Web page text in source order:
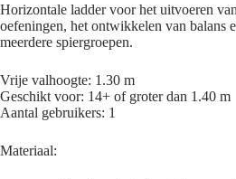
Horizontale ladder voor het uitvoeren
oefeningen, het ontwikkelen van balans
meerdere spiergroepen.
Vrije valhoogte: 1.30 m
Geschikt voor: 14+ of groter dan 1.40 m
Aantal gebruikers: 1
Materiaal: